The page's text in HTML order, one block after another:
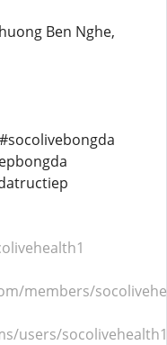
Ben Nghe,
members/
users/